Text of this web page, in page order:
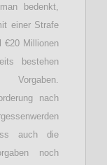
bedenkt,
einer Strafe
€20 Millionen
bestehen
Vorgaben.
nach
auch die
noch